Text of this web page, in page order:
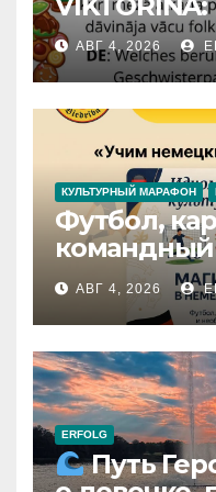
АВГ 4, 2026
КУЛЬТУРНЫЙ МАРАФОН
Футбол,
командный
11 в
АВГ 4, 2026
ERFOLG
Путь